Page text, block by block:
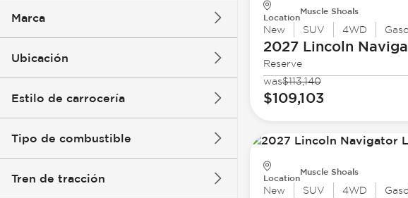
Marca
Ubicación
Estilo de carrocería
Tipo de combustible
Tren de tracción
Location
Muscle Shoals
New SUV 4WD
2027 Lincoln
Reserve
was$113,140
$109,103
Location
Muscle Shoals
New SUV 4WD